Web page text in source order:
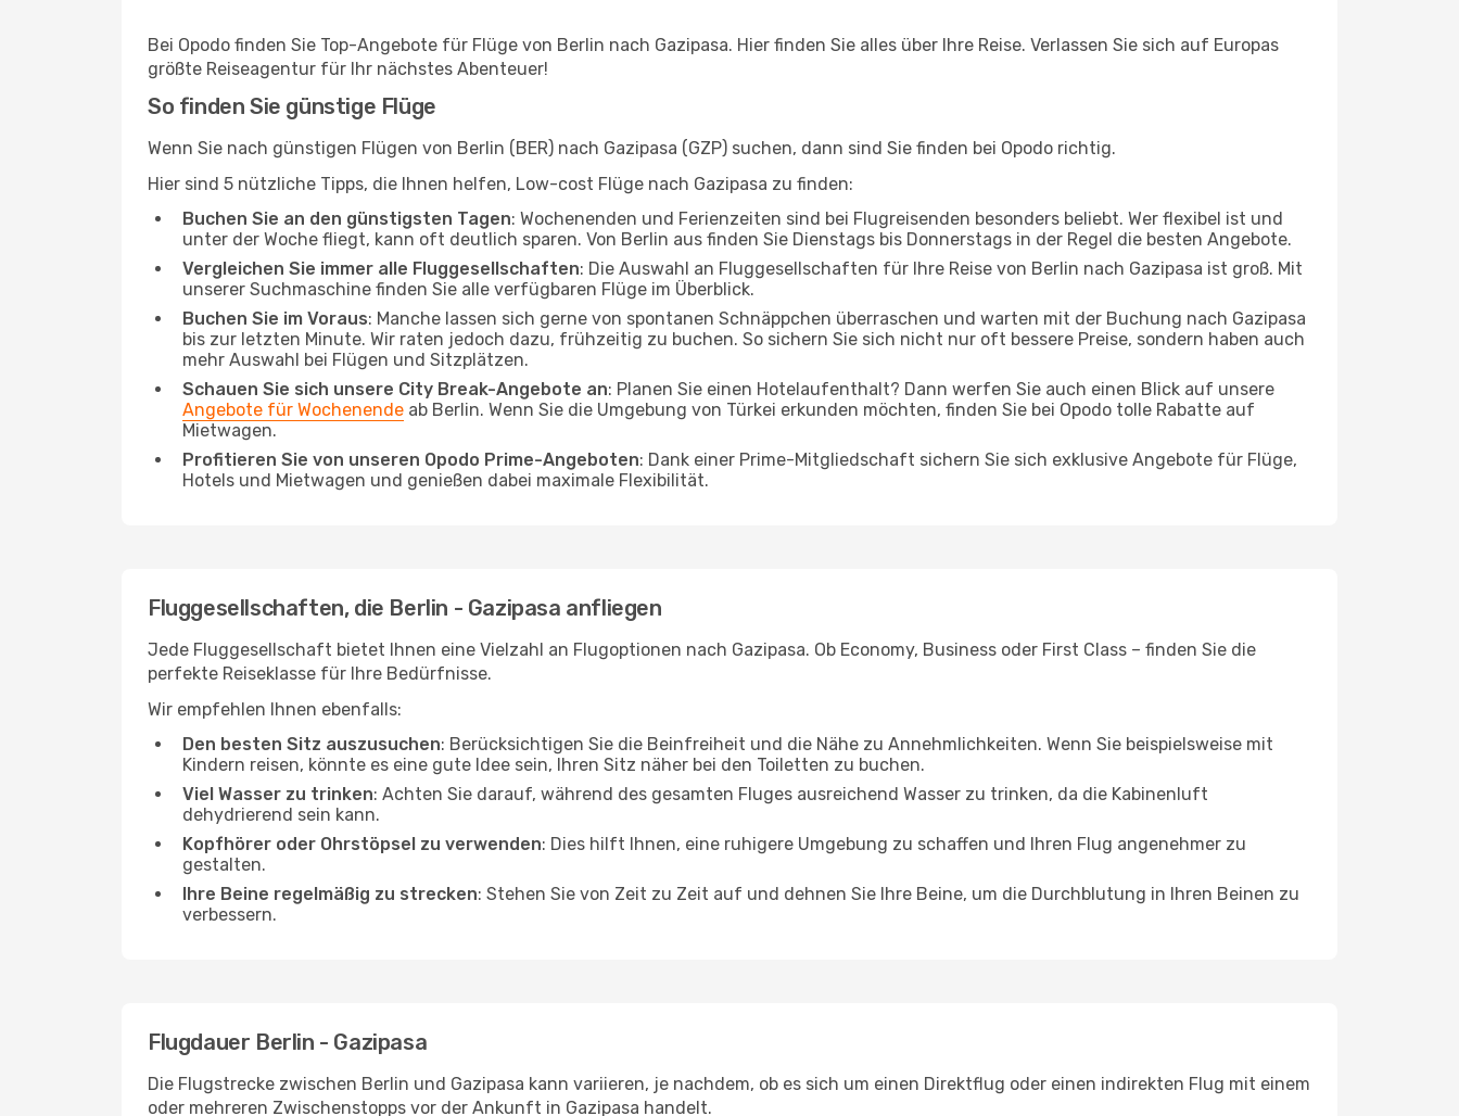
Bei Opodo finden Sie Top-Angebote für Flüge von Berlin nach Gazipasa. Hier finden Sie alles über Ihre Reise. Verlassen Sie sich auf Europas
größte Reiseagentur für Ihr nächstes Abenteuer!
So finden Sie günstige Flüge
Wenn Sie nach günstigen Flügen von Berlin (BER) nach Gazipasa (GZP) suchen, dann sind Sie finden bei Opodo richtig.
Hier sind 5 nützliche Tipps, die Ihnen helfen, Low-cost Flüge nach Gazipasa zu finden:
Buchen Sie an den günstigsten Tagen: Wochenenden und Ferienzeiten sind bei Flugreisenden besonders beliebt. Wer flexibel ist und
unter der Woche fliegt, kann oft deutlich sparen. Von Berlin aus finden Sie Dienstags bis Donnerstags in der Regel die besten Angebote.
Vergleichen Sie immer alle Fluggesellschaften: Die Auswahl an Fluggesellschaften für Ihre Reise von Berlin nach Gazipasa ist groß. Mit
unserer Suchmaschine finden Sie alle verfügbaren Flüge im Überblick.
Buchen Sie im Voraus: Manche lassen sich gerne von spontanen Schnäppchen überraschen und warten mit der Buchung nach Gazipasa
bis zur letzten Minute. Wir raten jedoch dazu, frühzeitig zu buchen. So sichern Sie sich nicht nur oft bessere Preise, sondern haben auch
mehr Auswahl bei Flügen und Sitzplätzen.
Schauen Sie sich unsere City Break-Angebote an: Planen Sie einen Hotelaufenthalt? Dann werfen Sie auch einen Blick auf unsere
Angebote für Wochenende ab Berlin. Wenn Sie die Umgebung von Türkei erkunden möchten, finden Sie bei Opodo tolle Rabatte auf
Mietwagen.
Profitieren Sie von unseren Opodo Prime-Angeboten: Dank einer Prime-Mitgliedschaft sichern Sie sich exklusive Angebote für Flüge,
Hotels und Mietwagen und genießen dabei maximale Flexibilität.
Fluggesellschaften, die Berlin - Gazipasa anfliegen
Jede Fluggesellschaft bietet Ihnen eine Vielzahl an Flugoptionen nach Gazipasa. Ob Economy, Business oder First Class – finden Sie die
perfekte Reiseklasse für Ihre Bedürfnisse.
Wir empfehlen Ihnen ebenfalls:
Den besten Sitz auszusuchen: Berücksichtigen Sie die Beinfreiheit und die Nähe zu Annehmlichkeiten. Wenn Sie beispielsweise mit
Kindern reisen, könnte es eine gute Idee sein, Ihren Sitz näher bei den Toiletten zu buchen.
Viel Wasser zu trinken: Achten Sie darauf, während des gesamten Fluges ausreichend Wasser zu trinken, da die Kabinenluft
dehydrierend sein kann.
Kopfhörer oder Ohrstöpsel zu verwenden: Dies hilft Ihnen, eine ruhigere Umgebung zu schaffen und Ihren Flug angenehmer zu
gestalten.
Ihre Beine regelmäßig zu strecken: Stehen Sie von Zeit zu Zeit auf und dehnen Sie Ihre Beine, um die Durchblutung in Ihren Beinen zu
verbessern.
Flugdauer Berlin - Gazipasa
Die Flugstrecke zwischen Berlin und Gazipasa kann variieren, je nachdem, ob es sich um einen Direktflug oder einen indirekten Flug mit einem
oder mehreren Zwischenstopps vor der Ankunft in Gazipasa handelt.